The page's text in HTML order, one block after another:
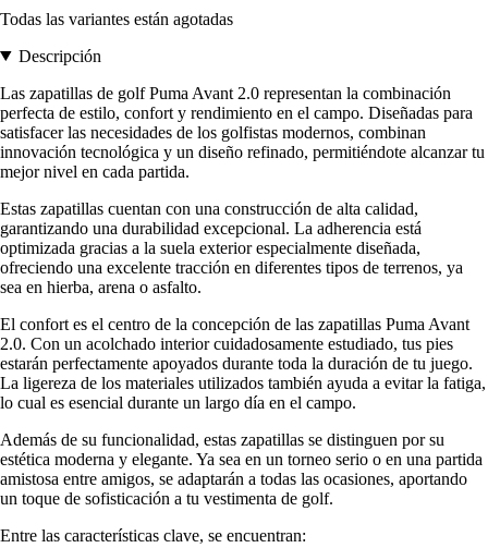
Todas las variantes están agotadas
Descripción
Las zapatillas de golf Puma Avant 2.0 representan la combinación
perfecta de estilo, confort y rendimiento en el campo. Diseñadas para
satisfacer las necesidades de los golfistas modernos, combinan
innovación tecnológica y un diseño refinado, permitiéndote alcanzar tu
mejor nivel en cada partida.
Estas zapatillas cuentan con una construcción de alta calidad,
garantizando una durabilidad excepcional. La adherencia está
optimizada gracias a la suela exterior especialmente diseñada,
ofreciendo una excelente tracción en diferentes tipos de terrenos, ya
sea en hierba, arena o asfalto.
El confort es el centro de la concepción de las zapatillas Puma Avant
2.0. Con un acolchado interior cuidadosamente estudiado, tus pies
estarán perfectamente apoyados durante toda la duración de tu juego.
La ligereza de los materiales utilizados también ayuda a evitar la fatiga,
lo cual es esencial durante un largo día en el campo.
Además de su funcionalidad, estas zapatillas se distinguen por su
estética moderna y elegante. Ya sea en un torneo serio o en una partida
amistosa entre amigos, se adaptarán a todas las ocasiones, aportando
un toque de sofisticación a tu vestimenta de golf.
Entre las características clave, se encuentran: